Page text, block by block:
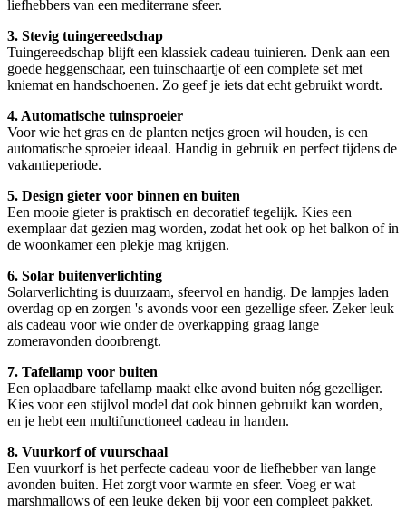
liefhebbers van een mediterrane sfeer.
3. Stevig tuingereedschap
Tuingereedschap blijft een klassiek cadeau tuinieren. Denk aan een
goede heggenschaar, een tuinschaartje of een complete set met
kniemat en handschoenen. Zo geef je iets dat echt gebruikt wordt.
4. Automatische tuinsproeier
Voor wie het gras en de planten netjes groen wil houden, is een
automatische sproeier ideaal. Handig in gebruik en perfect tijdens de
vakantieperiode.
5. Design gieter voor binnen en buiten
Een mooie gieter is praktisch en decoratief tegelijk. Kies een
exemplaar dat gezien mag worden, zodat het ook op het balkon of in
de woonkamer een plekje mag krijgen.
6. Solar buitenverlichting
Solarverlichting is duurzaam, sfeervol en handig. De lampjes laden
overdag op en zorgen 's avonds voor een gezellige sfeer. Zeker leuk
als cadeau voor wie onder de overkapping graag lange
zomeravonden doorbrengt.
7. Tafellamp voor buiten
Een oplaadbare tafellamp maakt elke avond buiten nóg gezelliger.
Kies voor een stijlvol model dat ook binnen gebruikt kan worden,
en je hebt een multifunctioneel cadeau in handen.
8. Vuurkorf of vuurschaal
Een vuurkorf is het perfecte cadeau voor de liefhebber van lange
avonden buiten. Het zorgt voor warmte en sfeer. Voeg er wat
marshmallows of een leuke deken bij voor een compleet pakket.